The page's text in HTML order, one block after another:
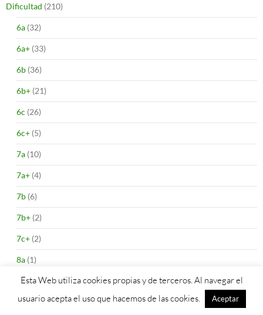
Dificultad (210)
6a (32)
6a+ (33)
6b (36)
6b+ (21)
6c (26)
6c+ (5)
7a (10)
7a+ (4)
7b (6)
7b+ (2)
7c+ (2)
8a (1)
8a+(1)
IV(1)
Esta Web utiliza cookies propias y de terceros. Al navegar el
usuario acepta el uso que hacemos de las cookies.
Aceptar